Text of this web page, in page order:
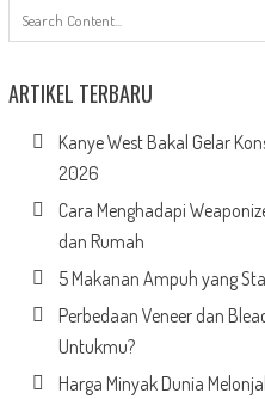
ARTIKEL TERBARU
Kanye West Bakal Gelar
2026
Cara Menghadapi
dan Rumah
5 Makanan Ampuh yang
Perbedaan Veneer dan
Untukmu?
Harga Minyak Dunia